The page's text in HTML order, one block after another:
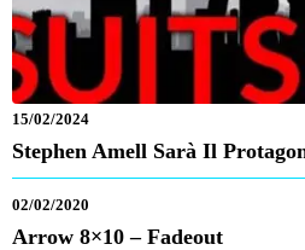
15/02/2024
Stephen Amell Sarà Il
02/02/2020
Arrow 8×10 – Fadeout